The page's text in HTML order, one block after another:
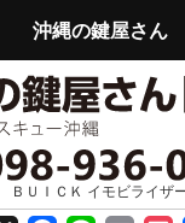
ＢＵＩＣＫ イモビライザ
沖縄の鍵屋さん